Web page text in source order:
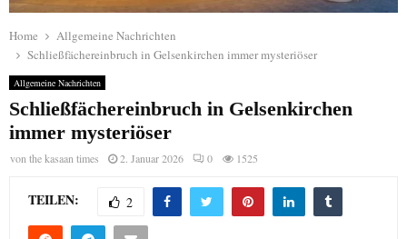
Home
Allgemeine Nachrichten
Schließfächereinbruch in Gelsenkirchen immer mysteriöser
Allgemeine Nachrichten
Schließfächereinbruch in Gelsenkirchen
immer mysteriöser
von the kasaan times 2. Januar 2026 0 1525
TEILEN: 2